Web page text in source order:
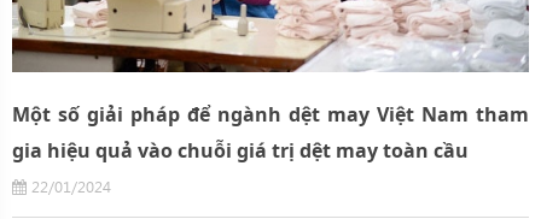
Một số giải pháp để ngành dệt may Việt Nam tham
gia hiệu quả vào chuỗi giá trị dệt may toàn cầu
22/01/2024